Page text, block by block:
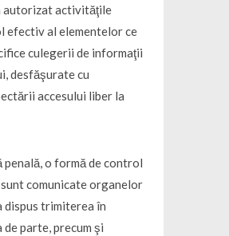
autorizat activităţile
efectiv al elementelor ce
culegerii de informaţii
desfăşurate cu
accesului liber la
penală, o formă de control
comunicate organelor
dispus trimiterea în
parte, precum şi